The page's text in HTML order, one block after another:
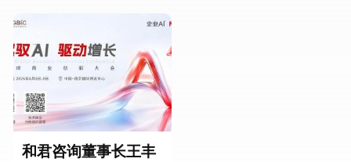
和君咨询董事长王丰